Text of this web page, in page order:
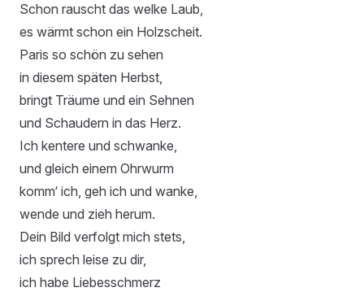
Schon rauscht das welke Laub,
es wärmt schon ein Holzscheit.
Paris so schön zu sehen
in diesem späten Herbst,
bringt Träume und ein Sehnen
und Schaudern in das Herz.
Ich kentere und schwanke,
und gleich einem Ohrwurm
komm‘ ich, geh ich und wanke,
wende und zieh herum.
Dein Bild verfolgt mich stets,
ich sprech leise zu dir,
ich habe Liebesschmerz